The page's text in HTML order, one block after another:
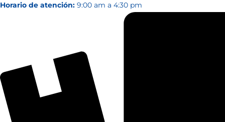
Horario de atención: 9:00 am a 4:30 pm